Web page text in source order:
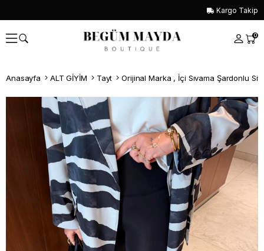
Kargo Takip
0
Anasayfa ALT GİYİM Tayt
Whatsapp İle Sipariş ver